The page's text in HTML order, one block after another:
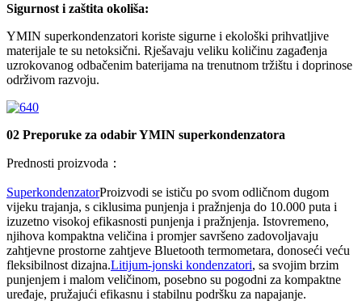
Sigurnost i zaštita okoliša:
YMIN superkondenzatori koriste sigurne i ekološki prihvatljive
materijale te su netoksični. Rješavaju veliku količinu zagađenja
uzrokovanog odbačenim baterijama na trenutnom tržištu i doprinose
održivom razvoju.
02 Preporuke za odabir YMIN superkondenzatora
Prednosti proizvoda：
SuperkondenzatorProizvodi se ističu po svom odličnom dugom
vijeku trajanja, s ciklusima punjenja i pražnjenja do 10.000 puta i
izuzetno visokoj efikasnosti punjenja i pražnjenja. Istovremeno,
njihova kompaktna veličina i promjer savršeno zadovoljavaju
zahtjevne prostorne zahtjeve Bluetooth termometara, donoseći veću
fleksibilnost dizajna.Litijum-jonski kondenzatori, sa svojim brzim
punjenjem i malom veličinom, posebno su pogodni za kompaktne
uređaje, pružajući efikasnu i stabilnu podršku za napajanje.